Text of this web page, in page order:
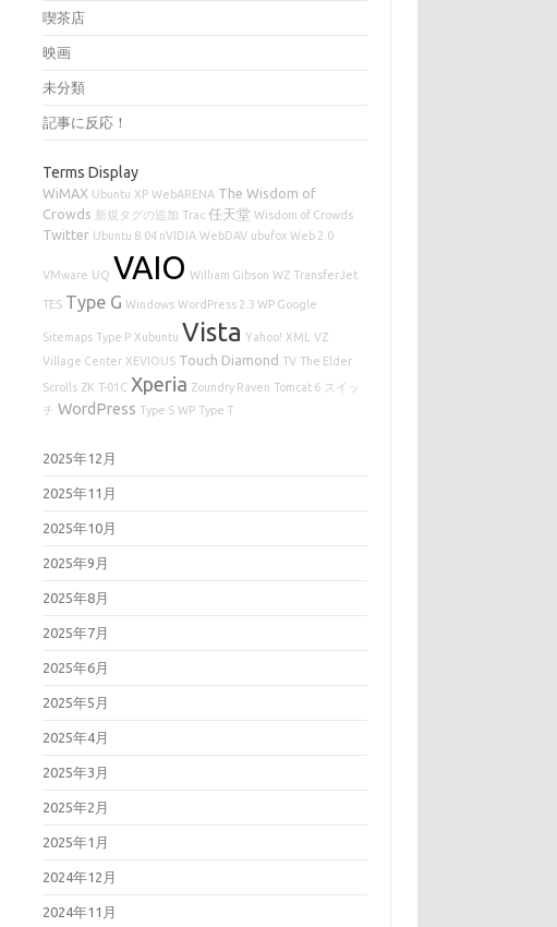
喫茶店
映画
未分類
記事に反応！
Terms Display
WiMAX Ubuntu XP WebARENA The Wisdom of
Crowds 新規タグの追加 Trac 任天堂 Wisdom of Crowds
Twitter Ubuntu 8.04 nVIDIA WebDAV ubufox Web 2.0
VMware UQ VAIO William Gibson WZ TransferJet
TES Type G Windows WordPress 2.3 WP Google
Sitemaps Type P Xubuntu Vista Yahoo! XML
VZ
Village Center XEVIOUS Touch Diamond TV The Elder
Scrolls ZK T-01C Xperia Zoundry Raven Tomcat 6 スイッ
チ WordPress Type S WP Type T
2025年12月
2025年11月
2025年10月
2025年9月
2025年8月
2025年7月
2025年6月
2025年5月
2025年4月
2025年3月
2025年2月
2025年1月
2024年12月
2024年11月